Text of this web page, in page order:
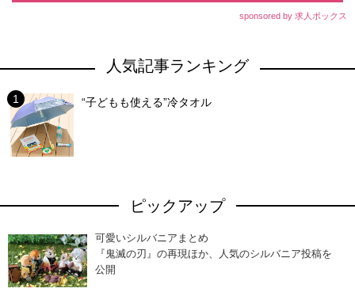
sponsored by 求人ボックス
人気記事ランキング
“子どもも使える”冷タオル
ピックアップ
可愛いシルバニアまとめ
『鬼滅の刃』の再現ほか、人気のシルバニア投稿を
公開